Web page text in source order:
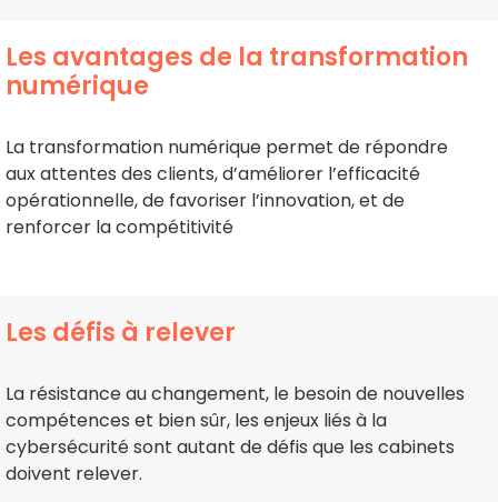
Les avantages de la transformation
numérique
La transformation numérique permet de répondre
aux attentes des clients, d’améliorer l’efficacité
opérationnelle, de favoriser l’innovation, et de
renforcer la compétitivité
Les défis à relever
La résistance au changement, le besoin de nouvelles
compétences et bien sûr, les enjeux liés à la
cybersécurité sont autant de défis que les cabinets
doivent relever.